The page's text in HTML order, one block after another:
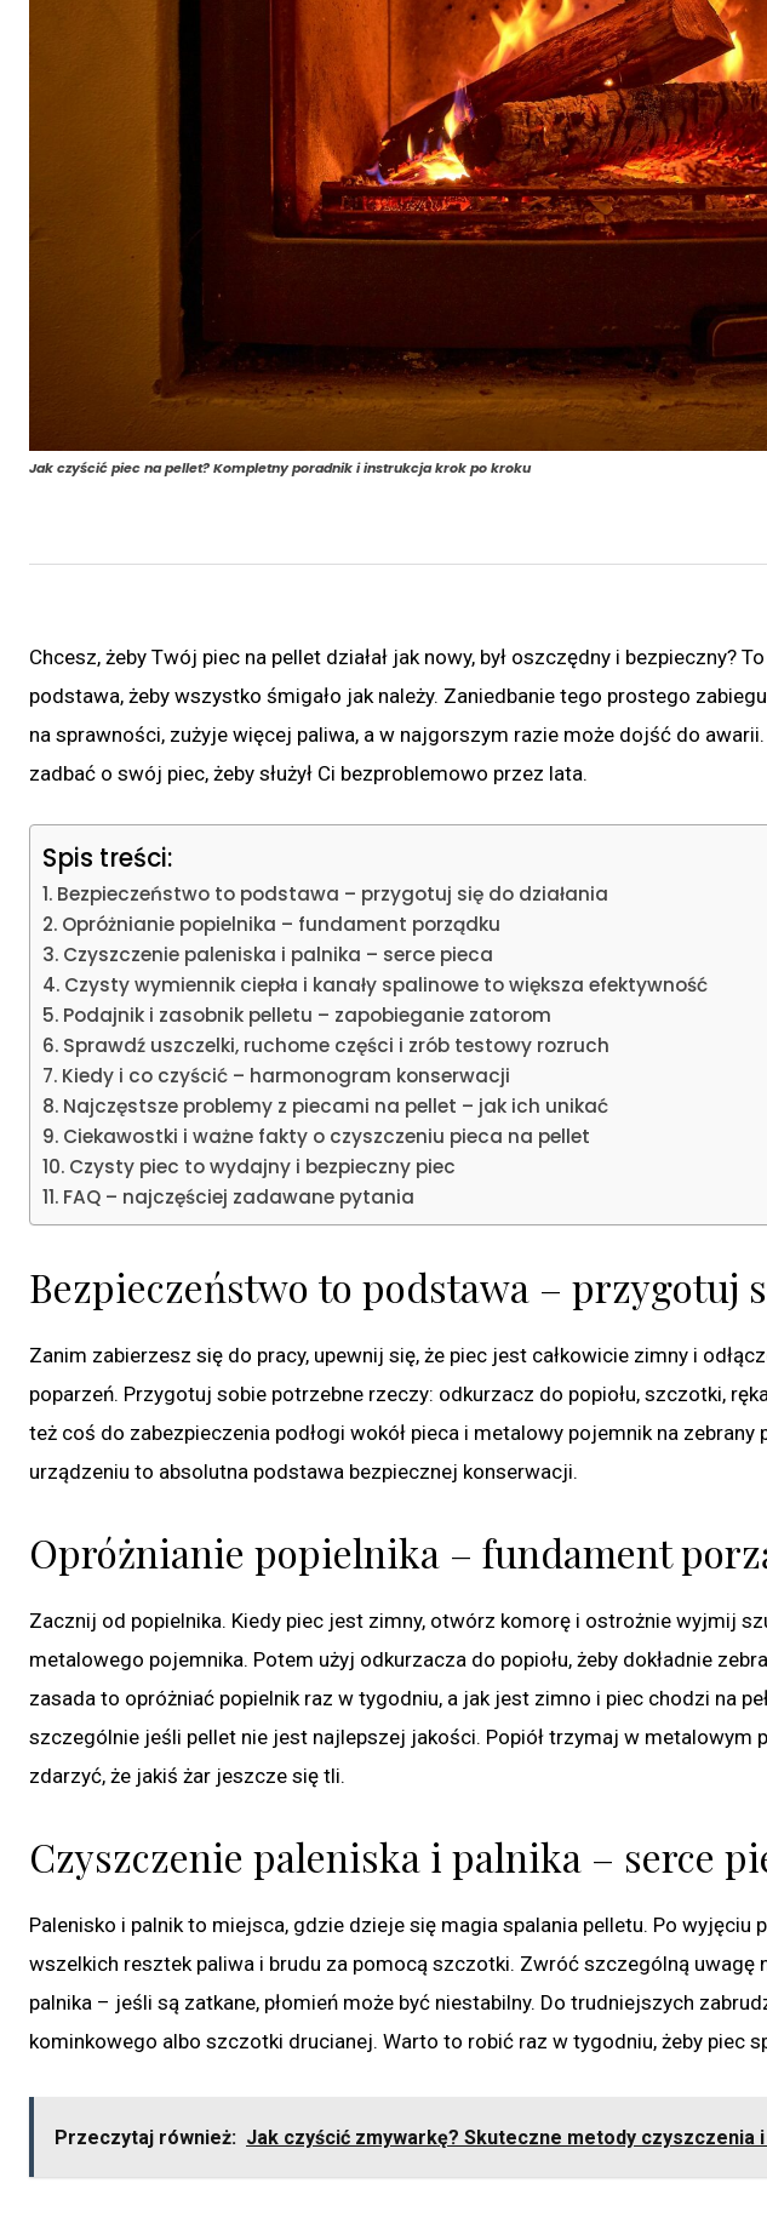
Jak czyścić piec na pellet? Kompletny poradnik i instrukcja krok po kroku
Chcesz, żeby Twój piec na pellet działał jak nowy, był oszczędny i bezpieczny?
podstawa, żeby wszystko śmigało jak należy. Zaniedbanie tego prostego
na sprawności, zużyje więcej paliwa, a w najgorszym razie może dojść do
zadbać o swój piec, żeby służył Ci bezproblemowo przez lata.
Spis treści:
Bezpieczeństwo to podstawa – przygotuj się do działania
Opróżnianie popielnika – fundament porządku
Czyszczenie paleniska i palnika – serce pieca
Czysty wymiennik ciepła i kanały spalinowe to większa efektywność
Podajnik i zasobnik pelletu – zapobieganie zatorom
Sprawdź uszczelki, ruchome części i zrób testowy rozruch
Kiedy i co czyścić – harmonogram konserwacji
Najczęstsze problemy z piecami na pellet – jak ich unikać
Ciekawostki i ważne fakty o czyszczeniu pieca na pellet
Czysty piec to wydajny i bezpieczny piec
FAQ – najczęściej zadawane pytania
Bezpieczeństwo to podstawa – przygotuj
Zanim zabierzesz się do pracy, upewnij się, że piec jest całkowicie zimny i
poparzeń. Przygotuj sobie potrzebne rzeczy: odkurzacz do popiołu, szczotki,
też coś do zabezpieczenia podłogi wokół pieca i metalowy pojemnik na zebrany
urządzeniu to absolutna podstawa bezpiecznej konserwacji.
Opróżnianie popielnika – fundament
Zacznij od popielnika. Kiedy piec jest zimny, otwórz komorę i ostrożnie wyjmij
metalowego pojemnika. Potem użyj odkurzacza do popiołu, żeby dokładnie
zasada to opróżniać popielnik raz w tygodniu, a jak jest zimno i piec chodzi na
szczególnie jeśli pellet nie jest najlepszej jakości. Popiół trzymaj w metalowym
zdarzyć, że jakiś żar jeszcze się tli.
Czyszczenie paleniska i palnika – serce
Palenisko i palnik to miejsca, gdzie dzieje się magia spalania pelletu. Po wyjęciu
wszelkich resztek paliwa i brudu za pomocą szczotki. Zwróć szczególną
palnika – jeśli są zatkane, płomień może być niestabilny. Do trudniejszych
kominkowego albo szczotki drucianej. Warto to robić raz w tygodniu, żeby piec
Przeczytaj również: Jak czyścić zmywarkę? Skuteczne metody czyszczenia